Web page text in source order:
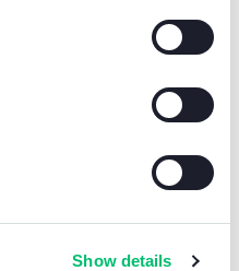
Show details